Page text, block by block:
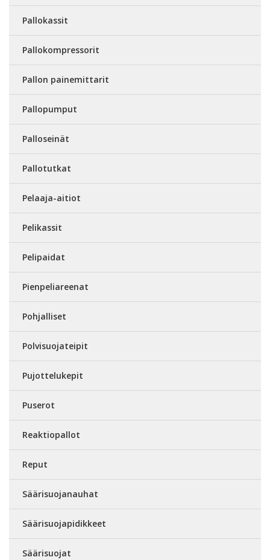
Pallokassit
Pallokompressorit
Pallon painemittarit
Pallopumput
Palloseinät
Pallotutkat
Pelaaja-aitiot
Pelikassit
Pelipaidat
Pienpeliareenat
Pohjalliset
Polvisuojateipit
Pujottelukepit
Puserot
Reaktiopallot
Reput
Säärisuojanauhat
Säärisuojapidikkeet
Säärisuojat